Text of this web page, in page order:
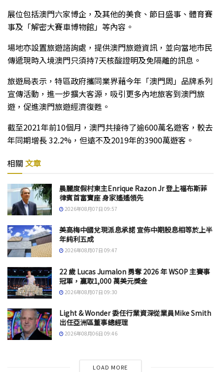
展位包括澳門六家博企，及其他的美食、節日盛事、體育賽
事及「解密大賽車博物館」等內容。
場地亦設置旅遊諮詢處，提供澳門旅遊資訊，並向當地市民
傳遞現時入境澳門只須持7天核酸證明及免隔離的訊息。
旅遊局表示，特區政府攜同業界藉今年「澳門周」品牌系列
宣傳活動，進一步擴大客源，吸引更多內地旅客到澳門旅
遊，促進澳門旅遊經濟復甦。
截至2021年前10個月，澳門共接待了逾600萬名遊客，較去
年同期增長 32.2%，但遠不及2019年的3900萬遊客。
相關 文章
晨麗度假村東主Enrique Razon Jr 登上福布斯菲
律賓首富寶座 身家遙遙領先
2026年08月07日 09:57
美高梅中國兌現派息承諾 宣佈中期股息相等於上半
年純利五成
2026年08月07日 09:47
22 歲 Lucas Jumalon 勇奪 2026 年 WSOP 主賽事
冠軍，贏取1,000 萬美元獎金
2026年08月07日 09:30
Light & Wonder 委任行業資深從業員Mike Smith
出任亞洲區董事總經理
2026年08月06日 09:46
LOAD MORE